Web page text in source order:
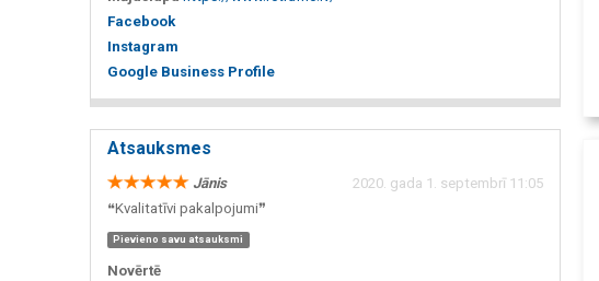
Facebook
Instagram
Google Business Profile
Atsauksmes
Jānis
2020. gada 1. septembrī 11:05
❝Kvalitatīvi pakalpojumi❞
Pievieno savu atsauksmi
Novērtē